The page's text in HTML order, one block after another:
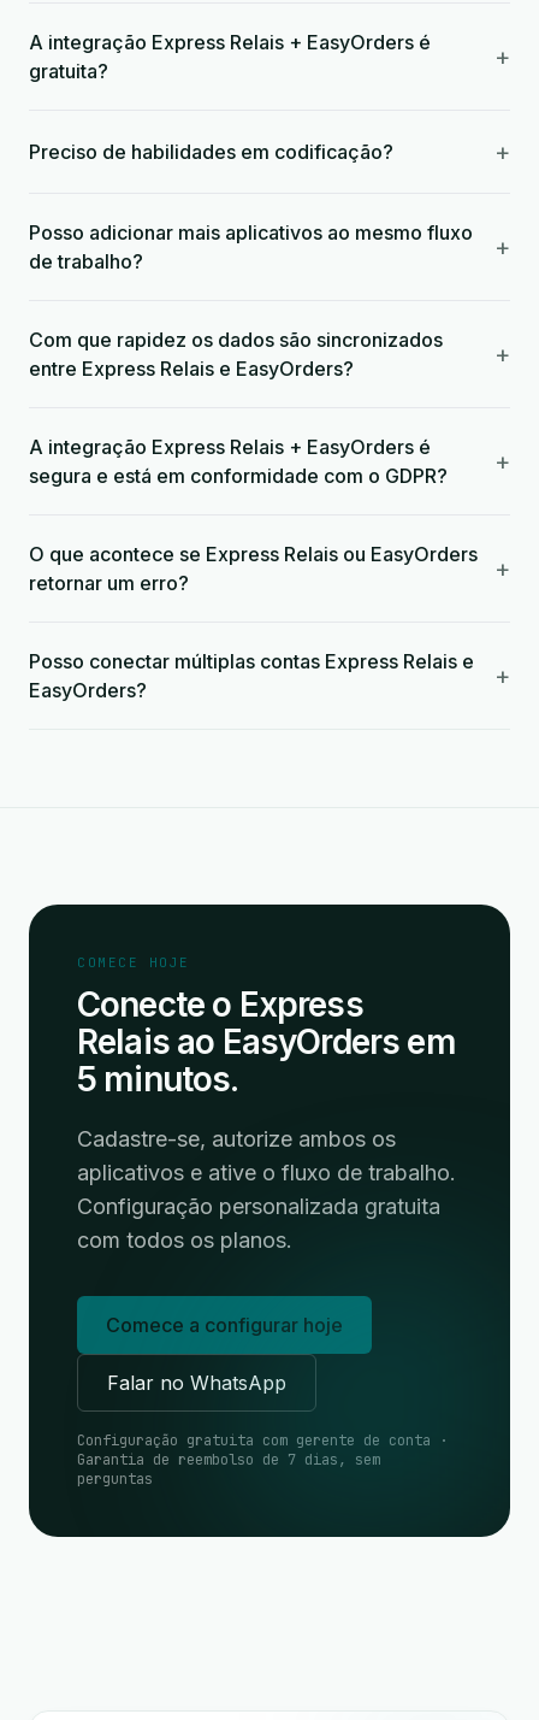
A integração Express Relais + EasyOrders é
gratuita?
+
Preciso de habilidades em codificação? +
Posso adicionar mais aplicativos ao mesmo fluxo
de trabalho?
+
Com que rapidez os dados são sincronizados
entre Express Relais e EasyOrders?
+
A integração Express Relais + EasyOrders é
segura e está em conformidade com o GDPR?
+
O que acontece se Express Relais ou EasyOrders
retornar um erro?
+
Posso conectar múltiplas contas Express Relais e
EasyOrders?
+
COMECE HOJE
Conecte o Express
Relais ao EasyOrders em
5 minutos.
Cadastre-se, autorize ambos os
aplicativos e ative o fluxo de trabalho.
Configuração personalizada gratuita
com todos os planos.
Comece a configurar hoje
Falar no WhatsApp
Configuração gratuita com gerente de conta ·
Garantia de reembolso de 7 dias, sem
perguntas